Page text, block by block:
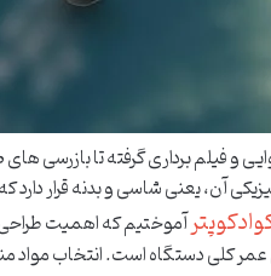
و فیلم برداری گرفته تا بازرسی
آن، یعنی شاسی و بدنه قرار
آموختیم که اهمیت
عمر کلی دستگاه است. انتخاب